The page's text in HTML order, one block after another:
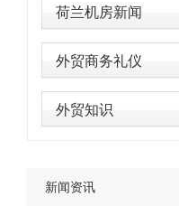
荷兰机房新闻
外贸商务礼仪
外贸知识
新闻资讯